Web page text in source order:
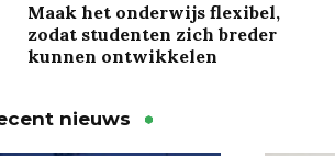
Maak het onderwijs flexibel,
zodat studenten zich breder
kunnen ontwikkelen
nieuws